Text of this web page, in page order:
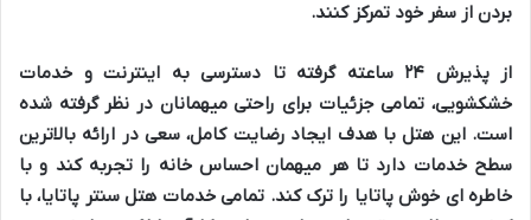
بردن از سفر خود تمرکز کنند.
ازپذیرش ۲۴ ساعته گرفته تا دسترسی به اینترنت و خدمات
خشکشویی، تمامی جزئیات برای راحتی میهمانان در نظر گرفته شده
است. این هتل با هدف ایجادرضایت کامل، سعی در ارائه بالاترین
سطح خدمات دارد تا هر میهمان احساس خانه را تجربه کند و با
خاطره ای خوشپاتایا را ترک کند. تمامیخدمات هتل سنتر پاتایا، با